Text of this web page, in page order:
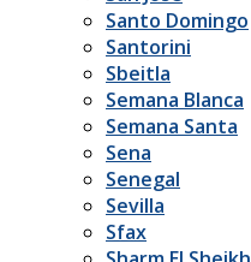
Santo Domingo
Santorini
Sbeitla
Semana Blanca
Semana Santa
Sena
Senegal
Sevilla
Sfax